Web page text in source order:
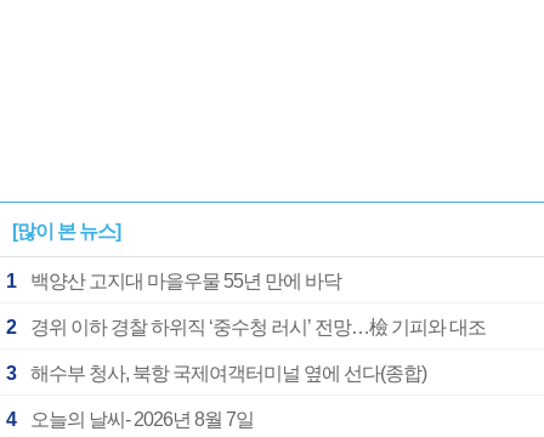
[많이 본 뉴스]
1 백양산 고지대 마을우물 55년 만에 바닥
2 경위 이하 경찰 하위직 ‘중수청 러시’ 전망…檢 기피와 대조
3 해수부 청사, 북항 국제여객터미널 옆에 선다(종합)
4 오늘의 날씨- 2026년 8월 7일